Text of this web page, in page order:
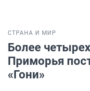
СТРАНА И МИР
Более
Приморья
«Гони»